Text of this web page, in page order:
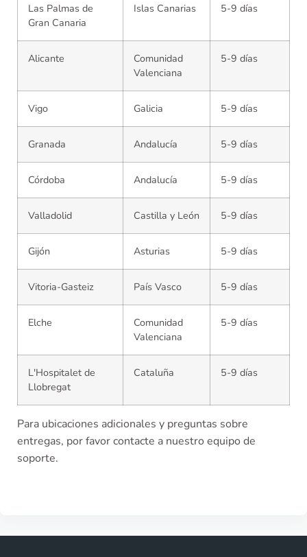
Las Palmas de
Gran Canaria
Islas Canarias 5-9 días
Alicante
Comunidad
Valenciana
5-9 días
Vigo Galicia 5-9 días
Granada Andalucía 5-9 días
Córdoba Andalucía 5-9 días
Valladolid Castilla y León 5-9 días
Gijón Asturias 5-9 días
Vitoria-Gasteiz País Vasco 5-9 días
Elche
Comunidad
Valenciana
5-9 días
L'Hospitalet de
Llobregat
Cataluña 5-9 días
Para ubicaciones adicionales y preguntas sobre
entregas, por favor contacte a nuestro equipo de
soporte.